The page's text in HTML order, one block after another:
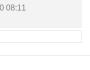
08:11